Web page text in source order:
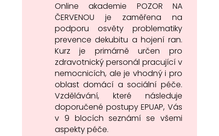
Online akademie POZOR NA
ČERVENOU je zaměřena na
podporu osvěty problematiky
prevence dekubitu a hojení ran.
Kurz je primárně určen pro
zdravotnický personál pracující v
nemocnicích, ale je vhodný i pro
oblast domácí a sociální péče.
Vzdělávání, které následuje
doporučené postupy EPUAP, Vás
v 9 blocích seznámí se všemi
aspekty péče.